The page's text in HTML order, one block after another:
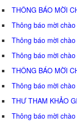
THÔNG BÁO MỜI
Thông báo mời chào
Thông báo mời
Thông báo mời chào
THÔNG BÁO MỜI
Thông báo mời
THƯ THAM KHẢO
Thông báo mời